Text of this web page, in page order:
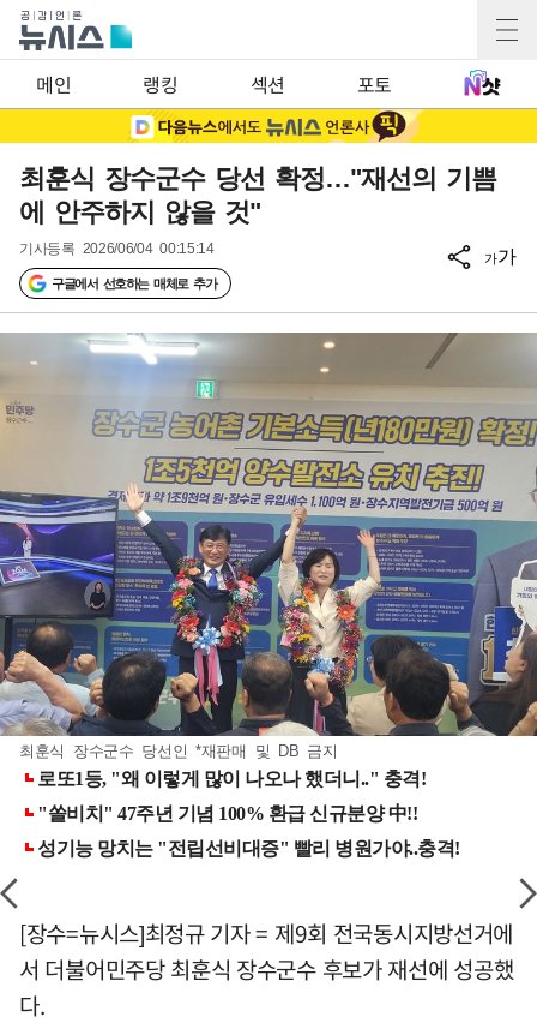
메인 랭킹 섹션 포토
최훈식 장수군수 당선 확정…"재선의 기쁨
에 안주하지 않을 것"
기사등록 2026/06/04 00:15:14
구글에서 선호하는 매체로 추가
가가
최훈식 장수군수 당선인 *재판매 및 DB 금지
[장수=뉴시스]최정규 기자 = 제9회 전국동시지방선거에
서 더불어민주당 최훈식 장수군수 후보가 재선에 성공했
다.